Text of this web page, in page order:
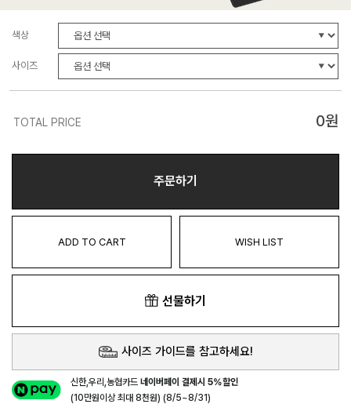
색상
사이즈
TOTAL PRICE 0원
주문하기
ADD TO CART WISH LIST
선물하기
사이즈 가이드를 참고하세요!
신한,우리,농협카드네이버페이 결제시 5%할인
(10만원이상 최대 8천원) (8/5~8/31)